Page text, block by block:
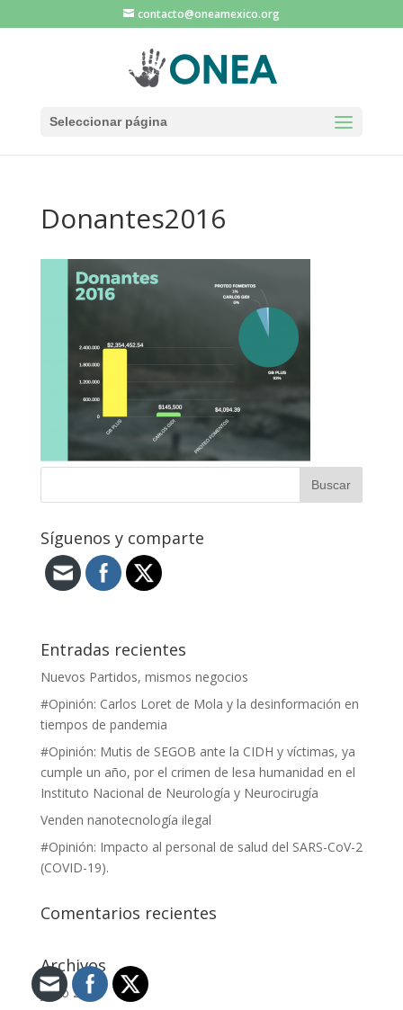
contacto@oneamexico.org
Seleccionar página
Donantes2016
Síguenos y comparte
Entradas recientes
Nuevos Partidos, mismos negocios
#Opinión: Carlos Loret de Mola y la desinformación en
tiempos de pandemia
#Opinión: Mutis de SEGOB ante la CIDH y víctimas, ya
cumple un año, por el crimen de lesa humanidad en el
Instituto Nacional de Neurología y Neurocirugía
Venden nanotecnología ilegal
#Opinión: Impacto al personal de salud del SARS-CoV-2
(COVID-19).
Comentarios recientes
Archivos
junio 2020